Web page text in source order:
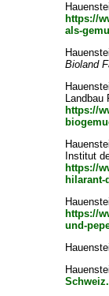
https://
als-
Bioland
Landbau
https://
Institut
https://
hilarant-
https://
und-
Schweiz.